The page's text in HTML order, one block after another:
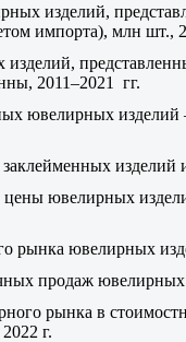
изделий,
импорта), млн шт.,
2011–2021 гг.
ювелирных
изделий
ювелирных
рынка ювелирных
продаж ювелирных
рынка в
г.